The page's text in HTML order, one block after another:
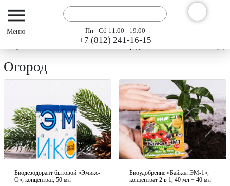
Пн - Сб 11.00 - 19.00
+7 (812) 241-16-15
Каталог продукции "АРГО" 2024
Огород
Биодезодорант бытовой «Эмикс-
О», концентрат, 50 мл
Биоудобрение «Байкал ЭМ-1»,
концентрат 2 в 1, 40 мл + 40 мл